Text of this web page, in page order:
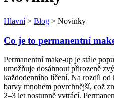
Hlavní > Blog > Novinky
Co je to permanentní
Permanentní make-up je stále
umožňuje dosáhnout přirozeně
každodenního líčení. Na rozdíl od
barvy mnohem povrchnější, což
2–3 let postupně vytrácí.